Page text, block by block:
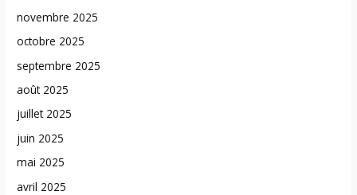
novembre 2025
octobre 2025
septembre 2025
août 2025
juillet 2025
juin 2025
mai 2025
avril 2025